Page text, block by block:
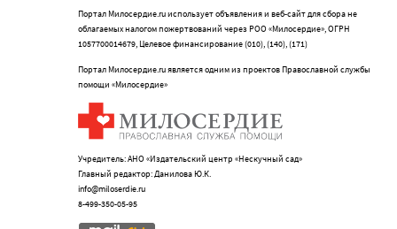
Портал Милосердие.ru использует объявления и веб-сайт для сбора не
облагаемых налогом пожертвований через РОО «Милосердие», ОГРН
1057700014679, Целевое финансирование (010), (140), (171)
Портал Милосердие.ru является одним из проектов Православной службы
помощи «Милосердие»
Учредитель: АНО «Издательский центр «Нескучный сад»
Главный редактор: Данилова Ю.К.
info@miloserdie.ru
8-499-350-05-95